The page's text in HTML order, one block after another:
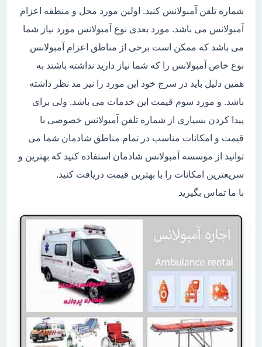
شماره تلفن آمبولانس کنید. اولین مورد محل و منطقه اعزام
آمبولانس می باشد. مورد بعدی نوع آمبولانس مورد نیاز شما
می باشد که ممکن است برخی از مناطق اعزام آمبولانس
نوع خاص آمبولانس را که شما نیاز دارید نداشته باشند به
همین دلیل باید در سرچ خود این مورد را نیز مد نظر داشته
باشد. و مورد سوم قیمت این خدمات می باشد. ولی برای
پیدا کردن بسیاری از شماره تلفن آمبولانس خصوصی با
قیمت و امکانات مناسب در تمام مناطق شادمان شما می
توانید از موسسه آمبولانس شادمان استفاده کنید که بهترین و
سریعترین امکانات را با بهترین قیمت دریافت کنید.
با ما تماس بگیرید